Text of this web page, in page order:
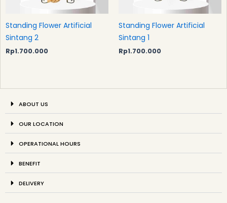
Standing Flower Artificial
Sintang 2
Rp1.700.000
Standing Flower Artificial
Sintang 1
Rp1.700.000
ABOUT US
OUR LOCATION
OPERATIONAL HOURS
BENEFIT
DELIVERY